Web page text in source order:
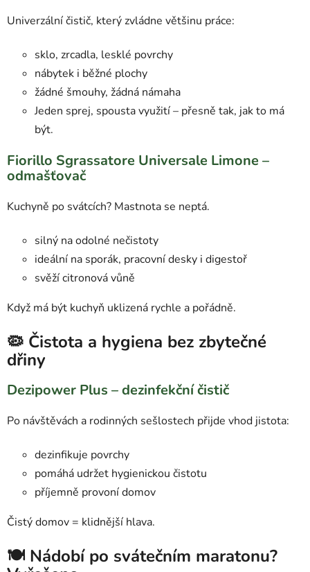
Univerzální čistič, který zvládne většinu práce:
sklo, zrcadla, lesklé povrchy
nábytek i běžné plochy
žádné šmouhy, žádná námaha
Jeden sprej, spousta využití – přesně tak, jak to má
být.
Fiorillo Sgrassatore Universale Limone –
odmašťovač
Kuchyně po svátcích? Mastnota se neptá.
silný na odolné nečistoty
ideální na sporák, pracovní desky i digestoř
svěží citronová vůně
Když má být kuchyň uklizená rychle a pořádně.
🦠 Čistota a hygiena bez zbytečné
dřiny
Dezipower Plus – dezinfekční čistič
Po návštěvách a rodinných sešlostech přijde vhod jistota:
dezinfikuje povrchy
pomáhá udržet hygienickou čistotu
příjemně provoní domov
Čistý domov = klidnější hlava.
🍽️ Nádobí po svátečním maratonu?